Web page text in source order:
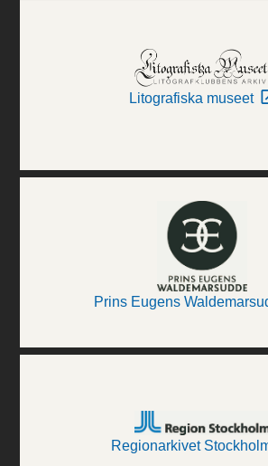
Litografiska museet
Prins Eugens
Regionarkivet